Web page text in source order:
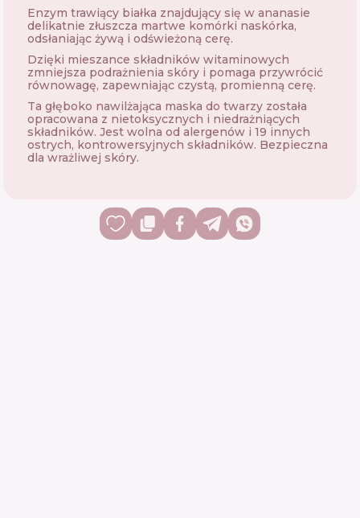
Enzym trawiący białka znajdujący się w ananasie
delikatnie złuszcza martwe komórki naskórka,
odsłaniając żywą i odświeżoną cerę.
Dzięki mieszance składników witaminowych
zmniejsza podrażnienia skóry i pomaga przywrócić
równowagę, zapewniając czystą, promienną cerę.
Ta głęboko nawilżająca maska ​​do twarzy została
opracowana z nietoksycznych i niedrażniących
składników. Jest wolna od alergenów i 19 innych
ostrych, kontrowersyjnych składników. Bezpieczna
dla wrażliwej skóry.